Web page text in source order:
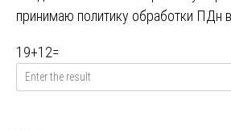
принимаю политику обработки ПДн
19+12=